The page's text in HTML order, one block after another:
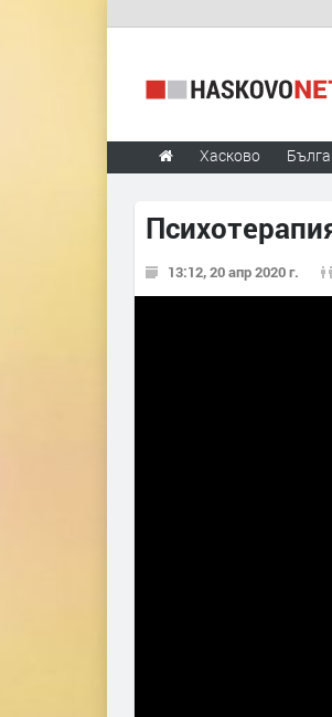
Хасково
13:12, 20 апр 2020 г.